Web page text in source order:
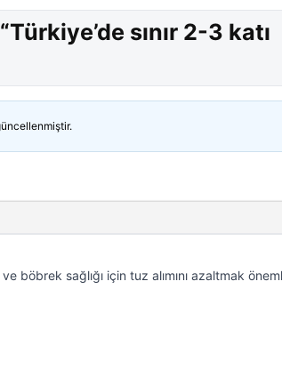
sınır 2-3 katı
böbrek sağlığı için tuz alımını azaltmak